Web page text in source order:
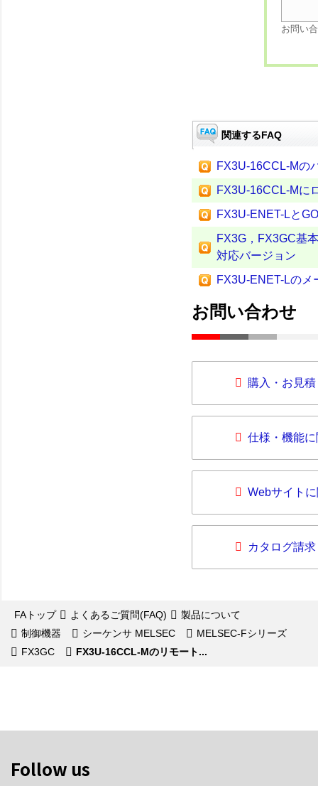
お問い
関連するFAQ
FX3U-16CCL-Mの
FX3U-16CCL-Mに
FX3U-ENET-Lと
FX3G，FX3GC基
対応バージョン
FX3U-ENET-Lのメ
お問い合わせ
購入・お見
仕様・機能
Webサイト
カタログ請求
FAトップ よくあるご質問(FAQ)
製品について
制御機器
シーケンサ MELSEC
MELSEC-Fシリーズ
FX3GC
FX3U-16CCL-Mのリモート...
Follow us